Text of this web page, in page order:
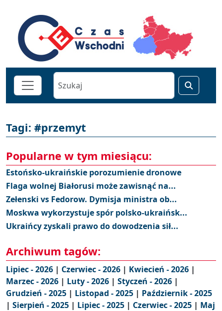
Tagi: #przemyt
Popularne w tym miesiącu:
Estońsko-ukraińskie porozumienie dronowe
Flaga wolnej Białorusi może zawisnąć na...
Zełenski vs Fedorow. Dymisja ministra ob...
Moskwa wykorzystuje spór polsko-ukraińsk...
Ukraińcy zyskali prawo do dowodzenia sił...
Archiwum tagów:
Lipiec - 2026 | Czerwiec - 2026 | Kwiecień - 2026 |
Marzec - 2026 | Luty - 2026 | Styczeń - 2026 |
Grudzień - 2025 | Listopad - 2025 | Październik - 2025
| Sierpień - 2025 | Lipiec - 2025 | Czerwiec - 2025 | Maj